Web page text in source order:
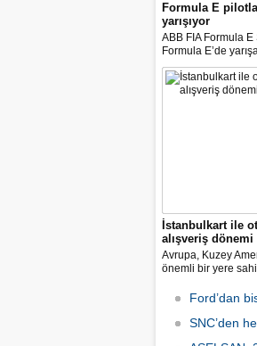
Formula E
yarışıyor
ABB FIA Formula E
Formula E’de
pilot ile birlikte
Home Challenge”
yarışacak.
İstanbulkart ile
alışveriş dönemi
Avrupa, Kuzey
önemli bir yere
Uluslararası
Servis Sistemler
Ford’dan
SNC’den